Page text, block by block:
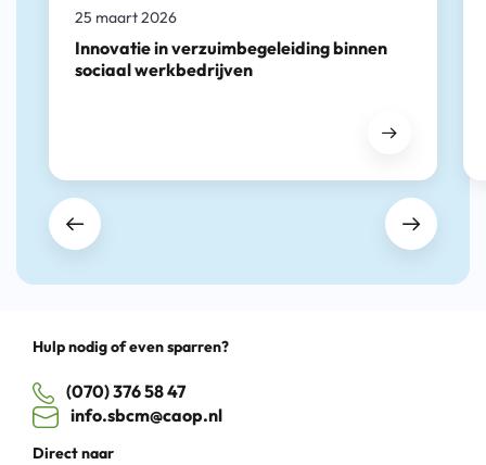
Innovatie in verzuimbegeleiding binnen
sociaal werkbedrijven
25 maart 2026
Hulp nodig of even sparren?
(070) 376 58 47
info.sbcm@caop.nl
Direct naar